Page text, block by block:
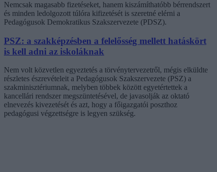
Nemcsak magasabb fizetéseket, hanem kiszámíthatóbb bérrendszert
és minden ledolgozott túlóra kifizetését is szeretné elérni a
Pedagógusok Demokratikus Szakszervezete (PDSZ).
PSZ: a szakképzésben a felelősség mellett hatáskört
is kell adni az iskoláknak
Nem volt közvetlen egyeztetés a törvénytervezetről, mégis elküldte
részletes észrevételeit a Pedagógusok Szakszervezete (PSZ) a
szakminisztériumnak, melyben többek között egyetértettek a
kancellári rendszer megszüntetésével, de javasolják az oktató
elnevezés kivezetését és azt, hogy a főigazgatói poszthoz
pedagógusi végzettségre is legyen szükség.